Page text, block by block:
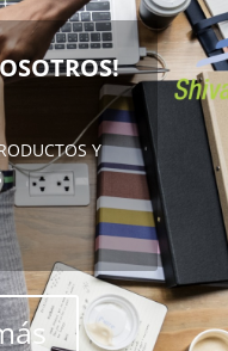
Y